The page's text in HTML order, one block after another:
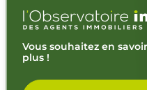
Vous souhaitez en
plus !